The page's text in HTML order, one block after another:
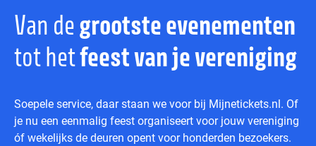
Van degrootste evenementen
tot hetfeest van je vereniging
Soepele service, daar staan we voor bij Mijnetickets.nl. Of
je nu een eenmalig feest organiseert voor jouw vereniging
óf wekelijks de deuren opent voor honderden bezoekers.